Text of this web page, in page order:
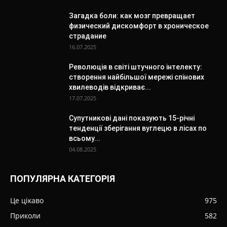
Загадка боли: как мозг превращает
физический дискомфорт в хроническое
страдание
16.07.2025
Революція в світі штучного інтелекту:
створення найбільшої мережі спінових
хвилеводів відкриває...
17.07.2025
Супутникові дані показують 15-річні
тенденції зберігання вуглецю в лісах по
всьому...
04.08.2025
ПОПУЛЯРНА КАТЕГОРІЯ
Це цікаво
975
Приколи
582